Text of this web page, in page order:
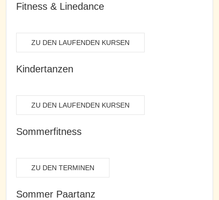
Fitness & Linedance
ZU DEN LAUFENDEN KURSEN
Kindertanzen
ZU DEN LAUFENDEN KURSEN
Sommerfitness
ZU DEN TERMINEN
Sommer Paartanz